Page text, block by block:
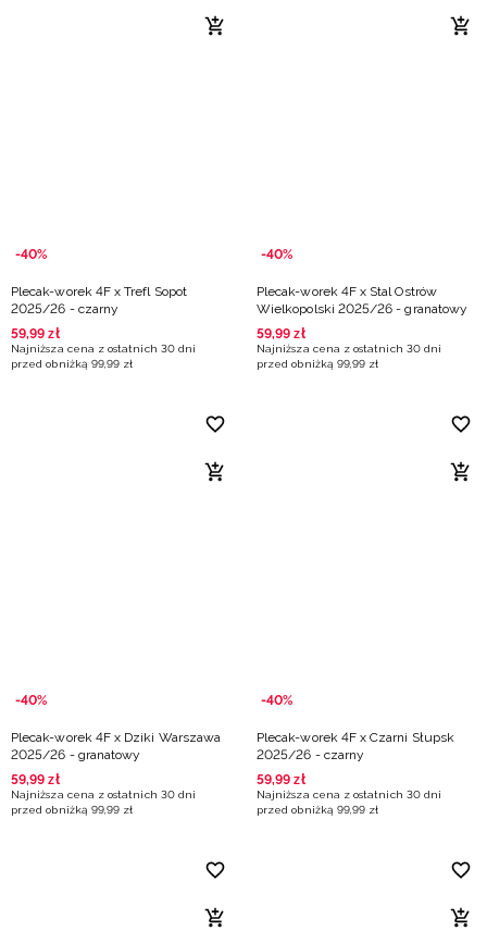
-40%
Plecak-worek 4F x Trefl Sopot
2025/26 - czarny
59,99 zł
Najniższa cena z ostatnich 30 dni
przed obniżką 99,99 zł
-40%
Plecak-worek 4F x Stal Ostrów
Wielkopolski 2025/26 - granatowy
59,99 zł
Najniższa cena z ostatnich 30 dni
przed obniżką 99,99 zł
-40%
Plecak-worek 4F x Dziki Warszawa
2025/26 - granatowy
59,99 zł
Najniższa cena z ostatnich 30 dni
przed obniżką 99,99 zł
-40%
Plecak-worek 4F x Czarni Słupsk
2025/26 - czarny
59,99 zł
Najniższa cena z ostatnich 30 dni
przed obniżką 99,99 zł